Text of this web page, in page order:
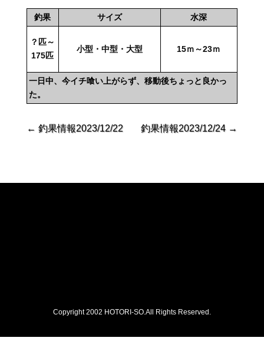
釣果 サイズ 水深
？匹～
175匹
小型・中型・大型 15ｍ～23ｍ
一日中、今イチ喰い上がらず、移動後ちょっと良かっ
た。
← 釣果情報2023/12/22 釣果情報2023/12/24→
Copyright 2002 HOTORI-SO.All Rights Reserved.